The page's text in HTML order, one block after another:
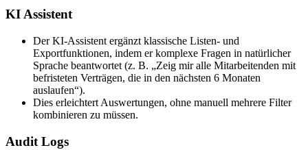
KI Assistent
Der KI-Assistent ergänzt klassische Listen- und
Exportfunktionen, indem er komplexe Fragen in natürlicher
Sprache beantwortet (z. B. „Zeig mir alle Mitarbeitenden mit
befristeten Verträgen, die in den nächsten 6 Monaten
auslaufen“).
Dies erleichtert Auswertungen, ohne manuell mehrere Filter
kombinieren zu müssen.
Audit Logs